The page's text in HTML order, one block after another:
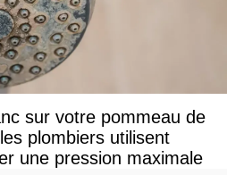
sur votre pommeau de
plombiers utilisent
une pression maximale